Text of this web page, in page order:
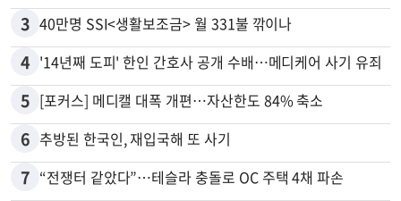
3 40만명 SSI<생활보조금> 월 331불 깎이나
4 '14년째 도피' 한인 간호사 공개 수배…메디케어 사기 유죄
5 [포커스] 메디캘 대폭 개편…자산한도 84% 축소
6 추방된 한국인, 재입국해 또 사기
7 “전쟁터 같았다”…테슬라 충돌로 OC 주택 4채 파손